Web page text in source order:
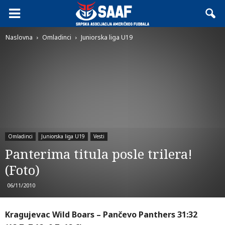
Naslovna Omladinci Juniorska liga U19
Omladinci Juniorska liga U19 Vesti
Panterima titula posle trilera!
(Foto)
06/11/2010
Kragujevac Wild Boars – Pančevo Panthers 31:32